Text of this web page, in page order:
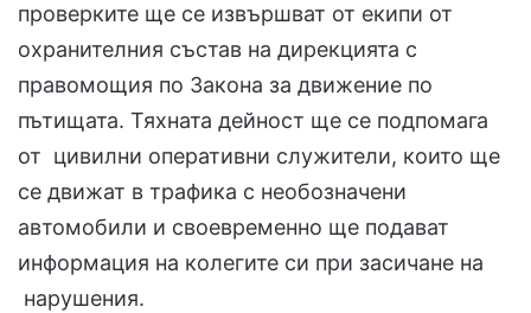
проверките ще се извършват от екипи от
охранителния състав на дирекцията с
правомощия по Закона за движение по
пътищата. Тяхната дейност ще се подпомага
от цивилни оперативни служители, които ще
се движат в трафика с необозначени
автомобили и своевременно ще подават
информация на колегите си при засичане на
нарушения.